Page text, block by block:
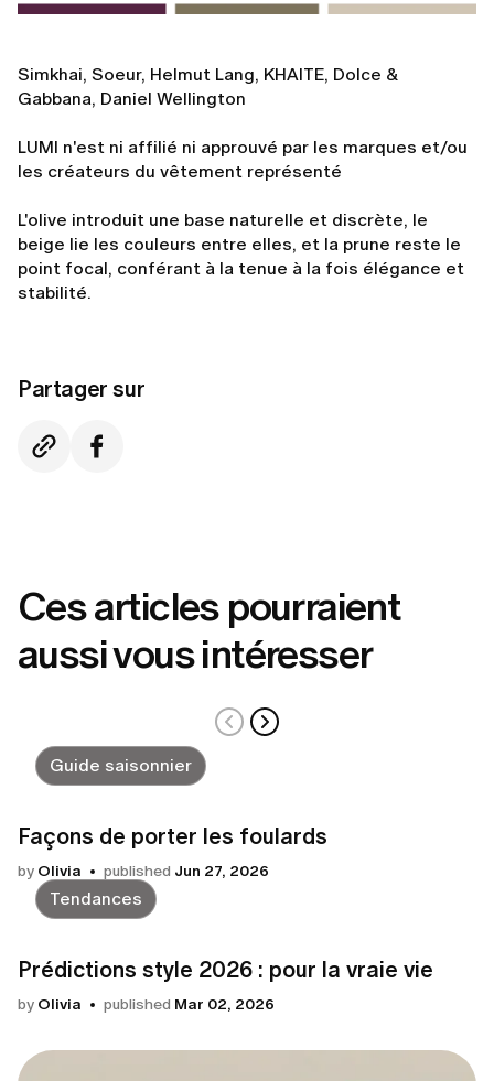
Simkhai, Soeur, Helmut Lang, KHAITE, Dolce &
Gabbana, Daniel Wellington
LUMI n'est ni affilié ni approuvé par les marques et/ou
les créateurs du vêtement représenté
L'olive introduit une base naturelle et discrète, le
beige lie les couleurs entre elles, et la prune reste le
point focal, conférant à la tenue à la fois élégance et
stabilité.
Partager sur
Ces articles pourraient
aussi vous intéresser
Guide saisonnier
Façons de porter les foulards
by Olivia published Jun 27, 2026
Tendances
Prédictions style 2026 : pour la vraie vie
by Olivia published Mar 02, 2026